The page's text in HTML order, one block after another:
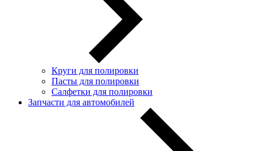
Круги для полировки
Пасты для полировки
Салфетки для полировки
Запчасти для автомобилей